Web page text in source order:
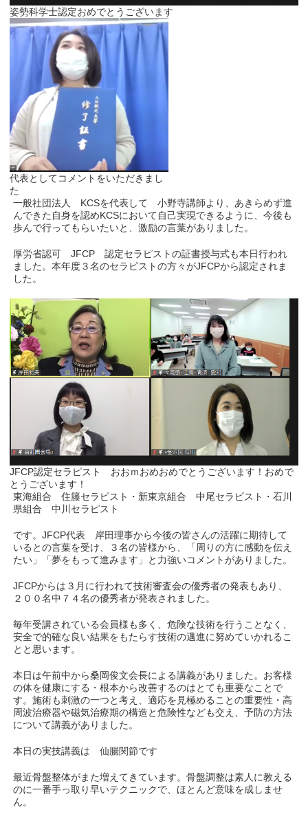
姿勢科学士認定おめでとうございます
代表としてコメントをいただきまし
た
一般社団法人 KCSを代表して 小野寺講師より、あきらめず進
んできた自身を認めKCSにおいて自己実現できるように、今後も
歩んで行ってもらいたいと、激励の言葉がありました。
厚労省認可 JFCP 認定セラピストの証書授与式も本日行われ
ました。本年度３名のセラピストの方々がJFCPから認定されま
した。
JFCP認定セラピスト おおｍおめおめでとうございます！おめで
とうございます！
東海組合 住籐セラピスト・新東京組合 中尾セラピスト・石川
県組合 中川セラピスト
です。JFCP代表 岸田理事から今後の皆さんの活躍に期待して
いるとの言葉を受け、３名の皆様から、「周りの方に感動を伝え
たい」「夢をもって進みます」と力強いコメントがありました。
JFCPからは３月に行われて技術審査会の優秀者の発表もあり、
２００名中７４名の優秀者が発表されました。
毎年受講されている会員様も多く、危険な技術を行うことなく、
安全で的確な良い結果をもたらす技術の邁進に努めていかれるこ
とと思います。
本日は午前中から桑岡俊文会長による講義がありました。お客様
の体を健康にする・根本から改善するのはとても重要なことで
す。施術も刺激の一つと考え、適応を見極めることの重要性・高
周波治療器や磁気治療期の構造と危険性なども交え、予防の方法
について講義がありました。
本日の実技講義は 仙腸関節です
最近骨盤整体がまた増えてきています。骨盤調整は素人に教える
のに一番手っ取り早いテクニックで、ほとんど意味を成しませ
ん。